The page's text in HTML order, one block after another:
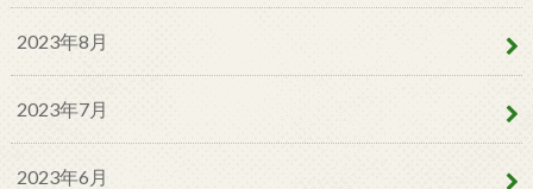
2023年8月
2023年7月
2023年6月